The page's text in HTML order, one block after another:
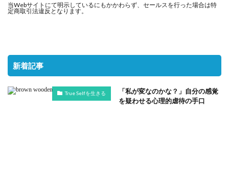
当Webサイトにて明示しているにもかかわらず、セールスを行った場合は特
定商取引法違反となります。
新着記事
True Selfを生きる
「私が変なのかな？」自分の感覚
を疑わせる心理的虐待の手口